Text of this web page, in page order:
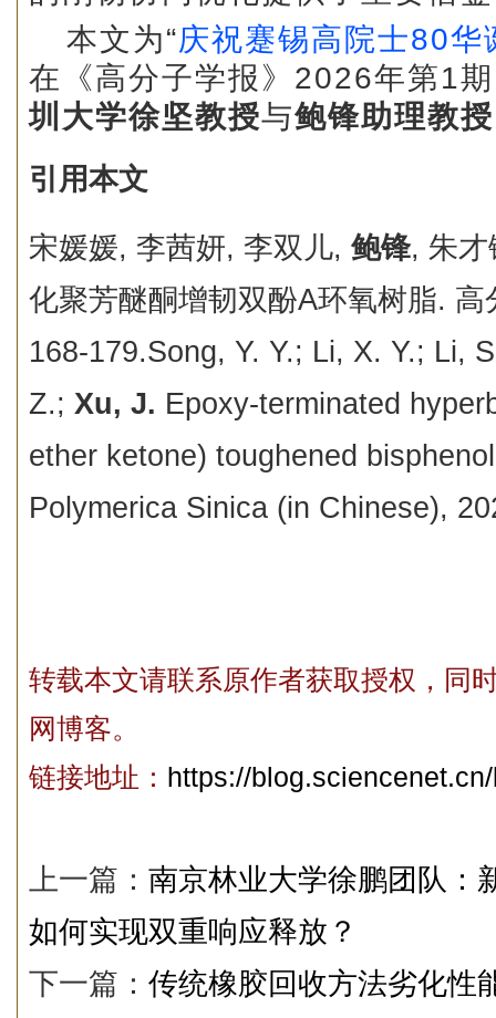
本文为“庆祝蹇锡高院士80华
在《高分子学报》2026年第1
圳大学徐坚教授与鲍锋助理教授
引用本文
宋媛媛, 李茜妍, 李双儿, 鲍锋, 朱
化聚芳醚酮增韧双酚A环氧树脂.
168-179.Song, Y. Y.; Li, X. Y.; Li,
Z.; Xu, J. Epoxy-terminated
ether ketone) toughened
Polymerica Sinica (in Chinese),
转载本文请联系原作者获取授权，同
网博客。
链接地址： https://
上一篇： 南京林业大学徐鹏团队：
如何实现双重响应释放？
下一篇： 传统橡胶回收方法劣化性